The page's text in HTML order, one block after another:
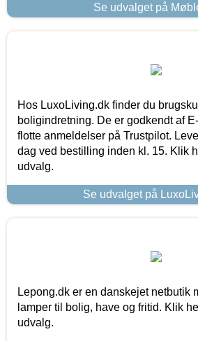
Se udvalget på
Hos LuxoLiving.dk finder du
boligindretning. De er godkendt af
flotte anmeldelser på Trustpilot.
dag ved bestilling inden kl. 15. Klik
udvalg.
Se udvalget på
Lepong.dk er en danskejet netbutik
lamper til bolig, have og fritid. Klik
udvalg.